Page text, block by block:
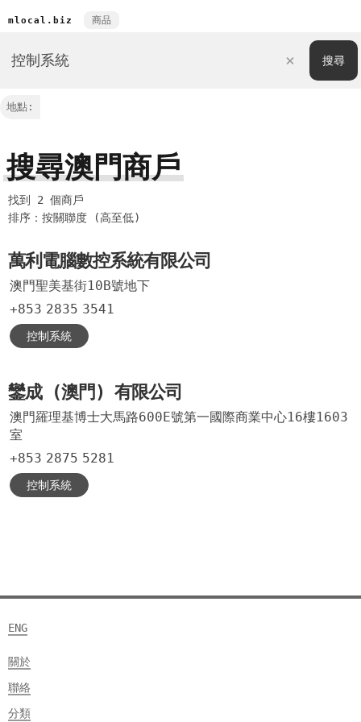
mlocal.biz 商品
地點:
搜尋澳門商戶
找到 2 個商戶
排序：按關聯度 (高至低)
萬利電腦數控系統有限公司
澳門聖美基街10B號地下
+853 2835 3541
控制系統
鑾成 (澳門) 有限公司
澳門羅理基博士大馬路600E號第一國際商業中心16樓1603
室
+853 2875 5281
控制系統
ENG
關於
聯絡
分類